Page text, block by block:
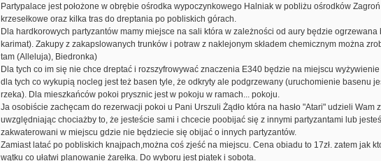
Partypalace jest położone w obrębie ośrodka wypoczynkowego Halniak w pobliżu ośrodków
krzesełkowe oraz kilka tras do dreptania po pobliskich górach.
Dla hardkorowych partyzantów mamy miejsce na sali która w zależności od aury będzie
karimat). Zakupy z zakapslowanych trunków i potraw z naklejonym składem chemicznym można
tam (Alleluja), Biedronka)
Dla tych co im się nie chce dreptać i rozszyfrowywać znaczenia E340 będzie na miejscu
dla tych co wykupią nocleg jest też basen tyle, że odkryty ale podgrzewany (uruchomienie basenu
rzeka). Dla mieszkańców pokoi prysznic jest w pokoju w ramach... pokoju.
Ja osobiście zachęcam do rezerwacji pokoi u Pani Urszuli Żądło która na hasło "Atari" udzieli
uwzględniając chociażby to, że jesteście sami i chcecie poobijać się z innymi partyzantami lub
zakwaterowani w miejscu gdzie nie będziecie się obijać o innych partyzantów.
Zamiast latać po pobliskich knajpach,można coś zjeść na miejscu. Cena obiadu to 17zł. zatem jak
wątku co ułatwi planowanie żarełka. Do wyboru jest piątek i sobota.